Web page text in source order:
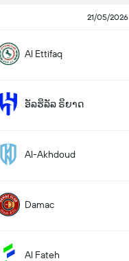
21/05/2026
Al Ettifaq
ອັລຮິລັລ ຣິຍາດ
Al-Akhdoud
Damac
Al Fateh